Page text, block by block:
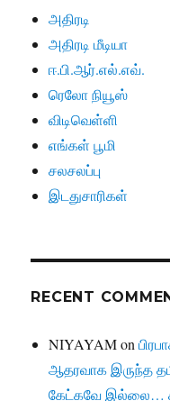
அதிரடி
அதிரடி மீடியா
ஈ.பி.ஆர்.எல்.எவ்.
ரெலோ நியூஸ்
விடிவெள்ளி
எங்கள் பூமி
சலசலப்பு
இடதுசாரிகள்
RECENT
NIYAYAMon
ஆதரவாக இருந்த
கேட்கவே இல்லை…